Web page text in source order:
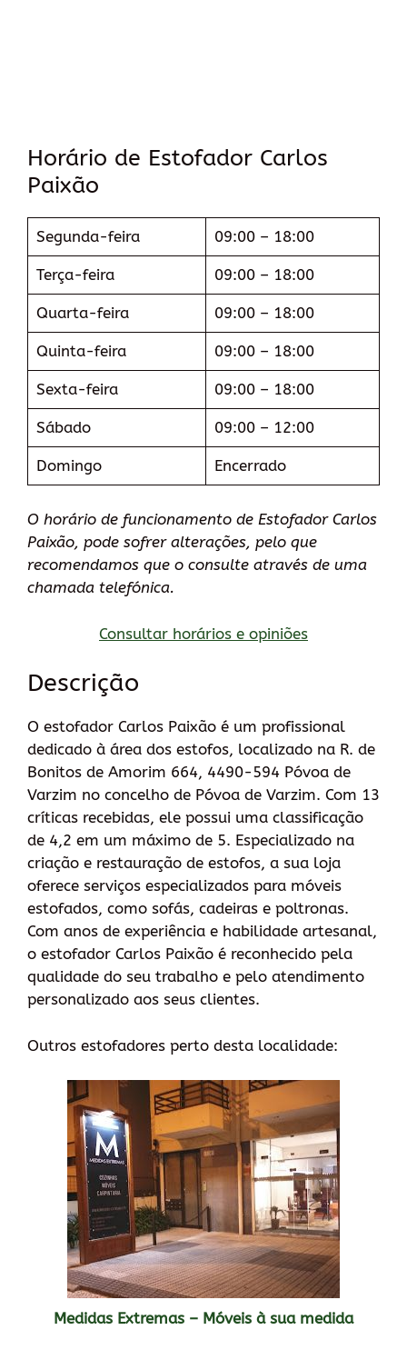
Horário de Estofador Carlos
Paixão
Segunda-feira 09:00 – 18:00
Terça-feira 09:00 – 18:00
Quarta-feira 09:00 – 18:00
Quinta-feira 09:00 – 18:00
Sexta-feira 09:00 – 18:00
Sábado 09:00 – 12:00
Domingo Encerrado
O horário de funcionamento de Estofador Carlos
Paixão, pode sofrer alterações, pelo que
recomendamos que o consulte através de uma
chamada telefónica.
Consultar horários e opiniões
Descrição
O estofador Carlos Paixão é um profissional
dedicado à área dos estofos, localizado na R. de
Bonitos de Amorim 664, 4490-594 Póvoa de
Varzim no concelho de Póvoa de Varzim. Com 13
críticas recebidas, ele possui uma classificação
de 4,2 em um máximo de 5. Especializado na
criação e restauração de estofos, a sua loja
oferece serviços especializados para móveis
estofados, como sofás, cadeiras e poltronas.
Com anos de experiência e habilidade artesanal,
o estofador Carlos Paixão é reconhecido pela
qualidade do seu trabalho e pelo atendimento
personalizado aos seus clientes.
Outros estofadores perto desta localidade:
Medidas Extremas – Móveis à sua medida